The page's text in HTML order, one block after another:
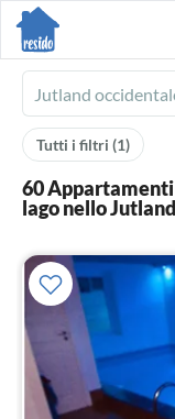
Ferienhausmiete
logo
Tutti i filtri (1)
60 Appartamenti
lago nello